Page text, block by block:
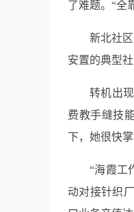
了难题。“全
新北社
安置的典型
转机出
费教手缝技
下，她很快
“海霞工
动对接针织